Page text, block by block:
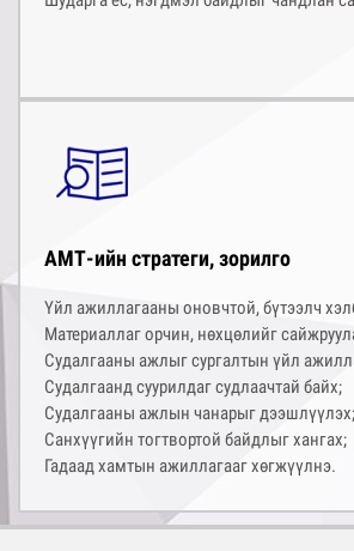
АМТ-ийн стратеги, зорилго
Үйл ажиллагааны оновчтой, бүтээлч
Материаллаг орчин, нөхцөлийг
Судалгааны ажлыг сургалтын үйл
Судалгаанд суурилдаг судлаачтай байх;
Судалгааны ажлын чанарыг дээшлүүлэх;
Санхүүгийн тогтвортой байдлыг хангах;
Гадаад хамтын ажиллагааг хөгжүүлнэ.